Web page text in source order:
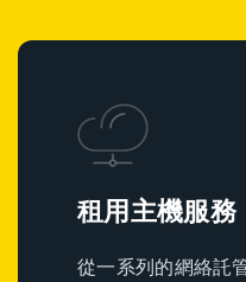
租用主機服務
從一系列的網絡託